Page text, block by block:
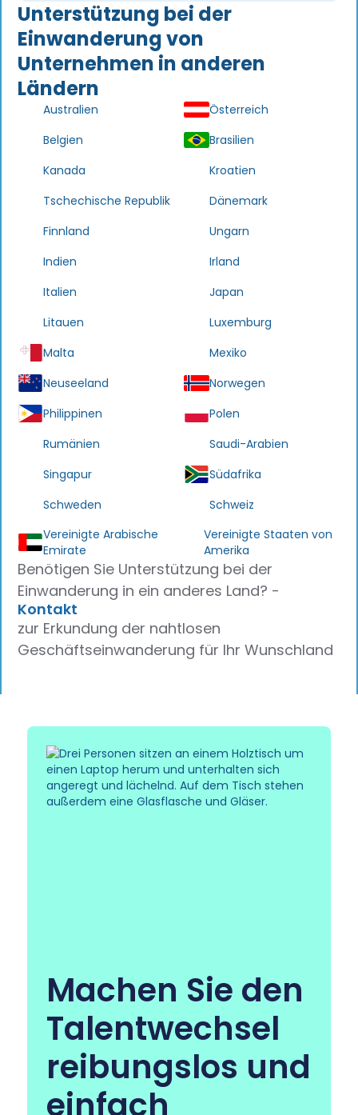
Unterstützung bei der
Einwanderung von
Unternehmen in anderen
Ländern
Australien
Österreich
Belgien
Brasilien
Kanada
Kroatien
Tschechische Republik
Dänemark
Finnland
Ungarn
Indien
Irland
Italien
Japan
Litauen
Luxemburg
Malta
Mexiko
Neuseeland
Norwegen
Philippinen
Polen
Rumänien
Saudi-Arabien
Singapur
Südafrika
Schweden
Schweiz
Vereinigte Arabische
Emirate
Vereinigte Staaten von
Amerika
Benötigen Sie Unterstützung bei der
Einwanderung in ein anderes Land? -
Kontakt
zur Erkundung der nahtlosen
Geschäftseinwanderung für Ihr Wunschland
Machen Sie den
Talentwechsel
reibungslos und
einfach